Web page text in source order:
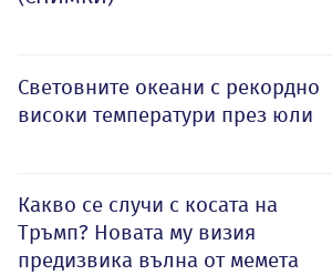
Световните океани с рекордно
високи температури през юли
Какво се случи с косата на
Тръмп? Новата му визия
предизвика вълна от мемета